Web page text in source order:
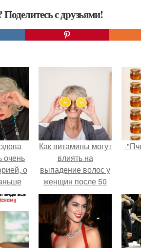
с друзьями!
очень
о
Как витамины могут
влиять на
выпадение волос у
женщин после 50
-